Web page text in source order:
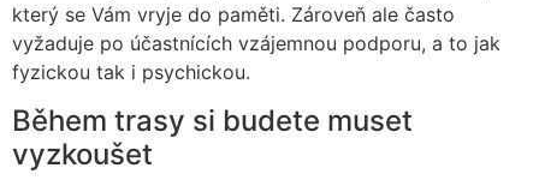
který se Vám vryje do paměti. Zároveň ale často
vyžaduje po účastnících vzájemnou podporu, a to jak
fyzickou tak i psychickou.
Během trasy si budete muset
vyzkoušet